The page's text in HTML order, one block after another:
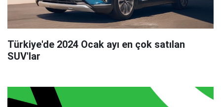
Türkiye'de 2024 Ocak ayı en çok satılan
SUV'lar